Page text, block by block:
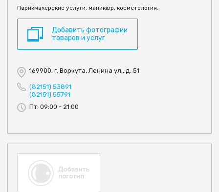
Парикмахерские услуги, маникюр, косметология.
Добавить фотографии
товаров и услуг
169900, г. Воркута, Ленина ул., д. 51
(82151) 53891
(82151) 55791
Пт: 09:00 - 21:00